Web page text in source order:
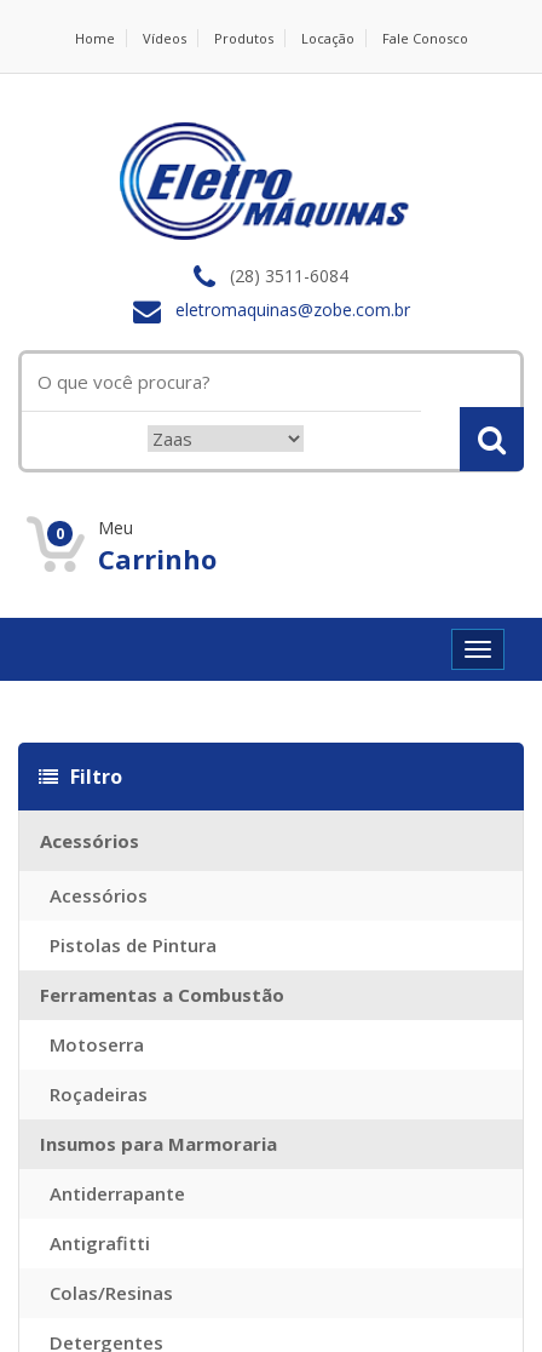
Home Vídeos Produtos Locação Fale Conosco
(28) 3511-6084
eletromaquinas@zobe.com.br
0 Meu
Carrinho
Toggle
Filtro
Acessórios
Acessórios
Pistolas de Pintura
Ferramentas a Combustão
Motoserra
Roçadeiras
Insumos para Marmoraria
Antiderrapante
Antigrafitti
Colas/Resinas
Detergentes